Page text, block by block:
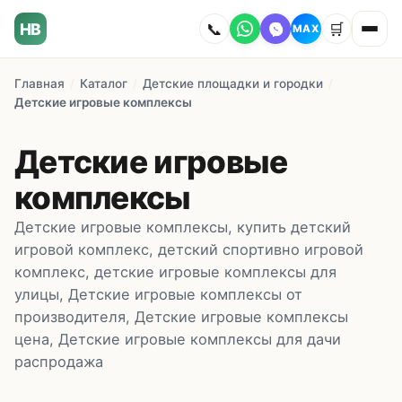
HB 📞 MAX 🛒
Главная
Каталог
О компании
Как заказать
Доставка
Сотрудничество
Главная Каталог Детские площадки и городки
Детские игровые комплексы
Детские игровые
комплексы
Детские игровые комплексы, купить детский
игровой комплекс, детский спортивно игровой
комплекс, детские игровые комплексы для
улицы, Детские игровые комплексы от
производителя, Детские игровые комплексы
цена, Детские игровые комплексы для дачи
распродажа